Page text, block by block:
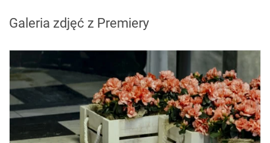
Galeria zdjęć z Premiery